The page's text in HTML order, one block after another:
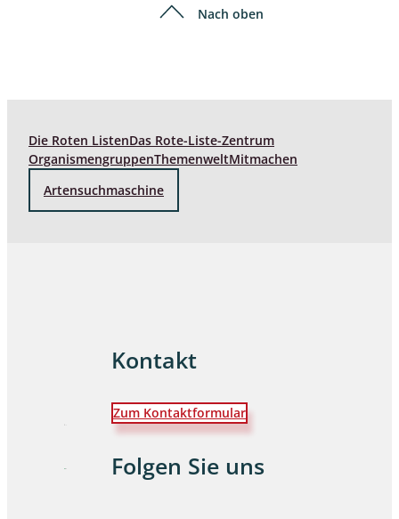
Nach oben
Die Roten ListenDas Rote-Liste-Zentrum
OrganismengruppenThemenweltMitmachen
Artensuchmaschine
Kontakt
Zum Kontaktformular
Folgen Sie uns